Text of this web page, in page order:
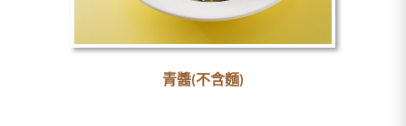
青醬(不含麵)